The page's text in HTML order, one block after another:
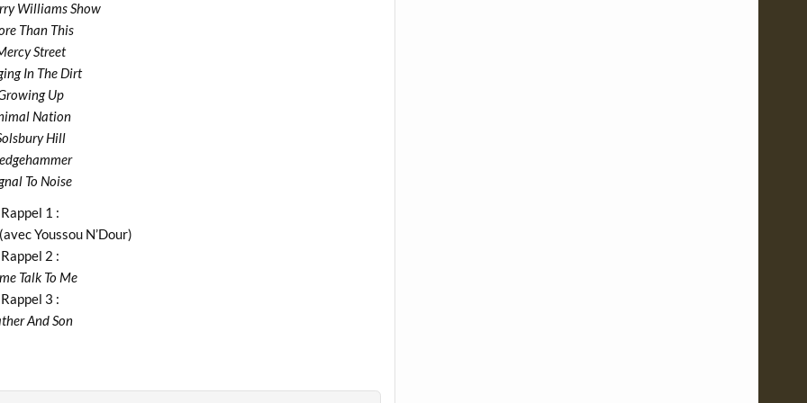
Williams Show
Than This
Street
In The Dirt
Up
Nation
Hill
To Noise
Rappel 1 :
Youssou N’Dour)
Rappel 2 :
Talk To Me
Rappel 3 :
And Son